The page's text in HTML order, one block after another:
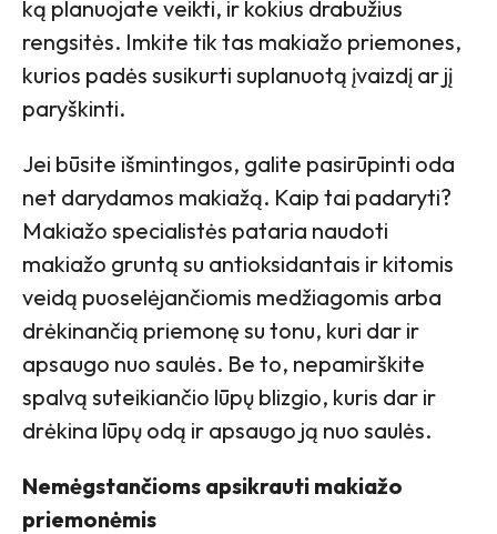
ką planuojate veikti, ir kokius drabužius
rengsitės. Imkite tik tas makiažo priemones,
kurios padės susikurti suplanuotą įvaizdį ar jį
paryškinti.
Jei būsite išmintingos, galite pasirūpinti oda
net darydamos makiažą. Kaip tai padaryti?
Makiažo specialistės pataria naudoti
makiažo gruntą su antioksidantais ir kitomis
veidą puoselėjančiomis medžiagomis arba
drėkinančią priemonę su tonu, kuri dar ir
apsaugo nuo saulės. Be to, nepamirškite
spalvą suteikiančio lūpų blizgio, kuris dar ir
drėkina lūpų odą ir apsaugo ją nuo saulės.
Nemėgstančioms apsikrauti makiažo
priemonėmis